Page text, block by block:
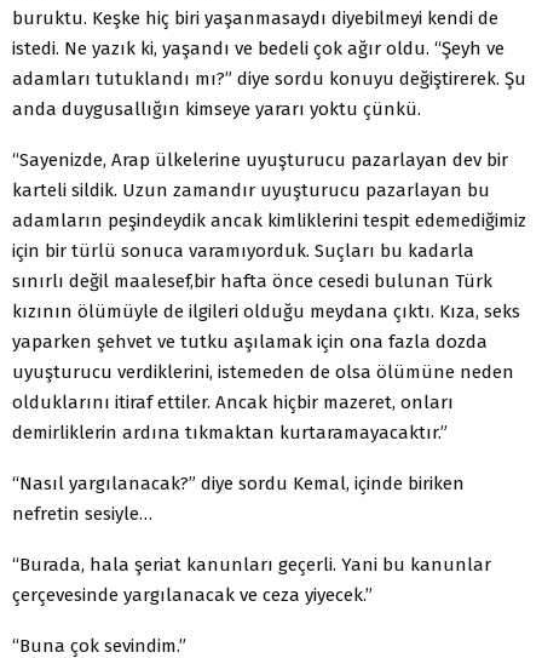
buruktu. Keşke hiç biri yaşanmasaydı diyebilmeyi kendi de
istedi. Ne yazık ki, yaşandı ve bedeli çok ağır oldu. “Şeyh ve
adamları tutuklandı mı?” diye sordu konuyu değiştirerek. Şu
anda duygusallığın kimseye yararı yoktu çünkü.
“Sayenizde, Arap ülkelerine uyuşturucu pazarlayan dev bir
karteli sildik. Uzun zamandır uyuşturucu pazarlayan bu
adamların peşindeydik ancak kimliklerini tespit edemediğimiz
için bir türlü sonuca varamıyorduk. Suçları bu kadarla
sınırlı değil maalesef,bir hafta önce cesedi bulunan Türk
kızının ölümüyle de ilgileri olduğu meydana çıktı. Kıza, seks
yaparken şehvet ve tutku aşılamak için ona fazla dozda
uyuşturucu verdiklerini, istemeden de olsa ölümüne neden
olduklarını itiraf ettiler. Ancak hiçbir mazeret, onları
demirliklerin ardına tıkmaktan kurtaramayacaktır.”
“Nasıl yargılanacak?” diye sordu Kemal, içinde biriken
nefretin sesiyle…
“Burada, hala şeriat kanunları geçerli. Yani bu kanunlar
çerçevesinde yargılanacak ve ceza yiyecek.”
“Buna çok sevindim.”